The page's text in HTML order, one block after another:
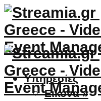
Υπηρεσίες
Εικόνα »